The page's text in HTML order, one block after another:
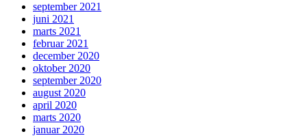
september 2021
juni 2021
marts 2021
februar 2021
december 2020
oktober 2020
september 2020
august 2020
april 2020
marts 2020
januar 2020